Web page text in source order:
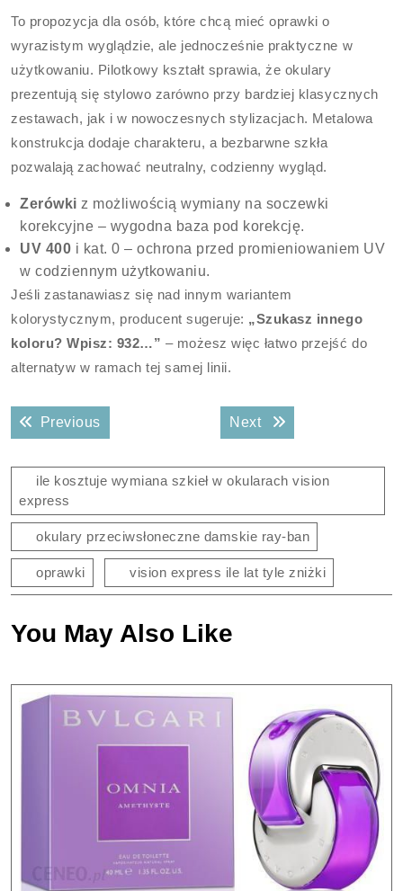
To propozycja dla osób, które chcą mieć oprawki o
wyrazistym wyglądzie, ale jednocześnie praktyczne w
użytkowaniu. Pilotkowy kształt sprawia, że okulary
prezentują się stylowo zarówno przy bardziej klasycznych
zestawach, jak i w nowoczesnych stylizacjach. Metalowa
konstrukcja dodaje charakteru, a bezbarwne szkła
pozwalają zachować neutralny, codzienny wygląd.
Zerówki z możliwością wymiany na soczewki
korekcyjne – wygodna baza pod korekcję.
UV 400 i kat. 0 – ochrona przed promieniowaniem UV
w codziennym użytkowaniu.
Jeśli zastanawiasz się nad innym wariantem
kolorystycznym, producent sugeruje: „Szukasz innego
koloru? Wpisz: 932…” – możesz więc łatwo przejść do
alternatyw w ramach tej samej linii.
Nawigacja
wpisuPreviousPrevious post: Next Next post:
ile kosztuje wymiana szkieł w okularach vision
express
okulary przeciwsłoneczne damskie ray-ban
oprawki vision express ile lat tyle zniżki
You May Also Like